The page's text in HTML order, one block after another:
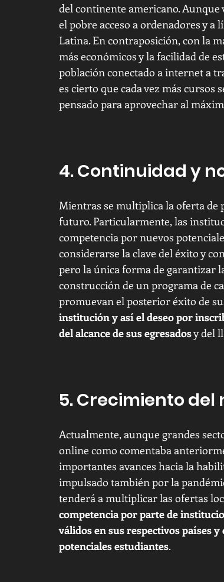
del continente americano.
el pobre acceso a ordenadores y
Latina. En contraposición, con la
más económicos y la facilidad de
población conectado a internet a
es cierto que cada vez más cursos
pensado para aprovechar al
4. Continuidad y
Mientras se multiplica la oferta de
futuro. Particularmente, las
competencia por nuevos
considerarse la clave del éxito y
pero la única forma de garantizar
construcción de un programa de
promuevan el posterior éxito de
institución y así el deseo por
del alcance de sus egresados y del
5. Crecimiento
Actualmente, aunque grandes
online como comentaba
importantes avances hacia la
impulsado también por la
tenderá a multiplicar las ofertas
competencia por parte de
válidos en sus respectivos países
potenciales estudiantes.